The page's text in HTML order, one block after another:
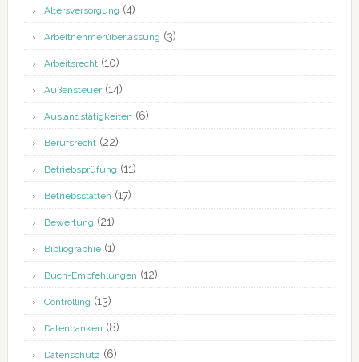
Altersversorgung (4)
Arbeitnehmerüberlassung (3)
Arbeitsrecht(10)
Außensteuer(14)
Auslandstätigkeiten (6)
Berufsrecht(22)
Betriebsprüfung (11)
Betriebsstätten (17)
Bewertung (21)
Bibliographie(1)
Buch-Empfehlungen (12)
Controlling (13)
Datenbanken (8)
Datenschutz (6)